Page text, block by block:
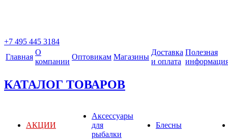
+7 495 445 3184
Главная
О
компании
Оптовикам Магазины
Доставка
и оплата
Полезная
КАТАЛОГ ТОВАРОВ
АКЦИИ
Аксессуары
для
рыбалки
Блесны